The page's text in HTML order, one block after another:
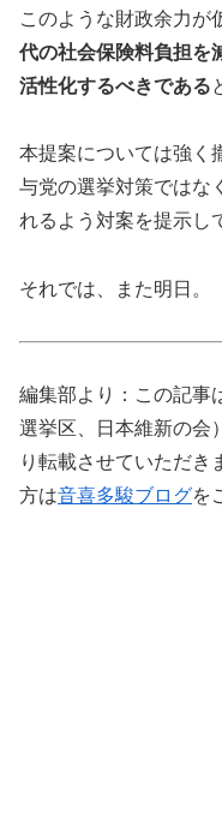
このような財政余力が
代の社会保険料負担を
活性化するべきである
本提案については強く
与党の選挙対策ではな
れるよう対案を提示し
それでは、また明日。
編集部より：この記事
選挙区、日本維新の会
り転載させていただき
方は音喜多駿ブログを